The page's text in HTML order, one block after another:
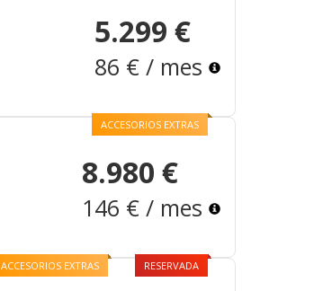
5.299 €
86 € / mes
8.980 €
146 € / mes
ACCESORIOS EXTRAS
ACCESORIOS EXTRAS RESERVADA